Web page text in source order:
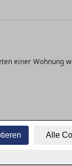
Alle
einer Wohnung